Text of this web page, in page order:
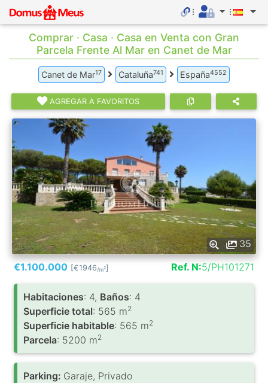
Comprar · Casa · Casa en Venta con Gran
Parcela Frente Al Mar en Canet de Mar
Canet de Mar17 Cataluña741 España4552
AGREGAR A FAVORITOS
35
€1.100.000 [€1946/m2] Ref. N:5/PH101271
Habitaciones: 4, Baños: 4
Superficie total: 565 m2
Superficie habitable: 565 m2
Parcela: 5200 m2
Parking: Garaje, Privado